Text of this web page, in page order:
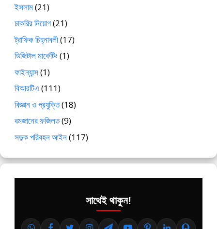
ইসলাম(21)
চাকরির নিয়োগ(21)
ট্রাফিক চিহ্নাবলী(17)
ডিজিটাল মার্কেটিং(1)
ফাইন্যান্স(1)
বিআরটিএ (111)
বিজ্ঞান ও প্রযুক্তি(18)
রমজানের ফজিলত(9)
সড়ক পরিবহন আইন(117)
সাথেই থাকুন!